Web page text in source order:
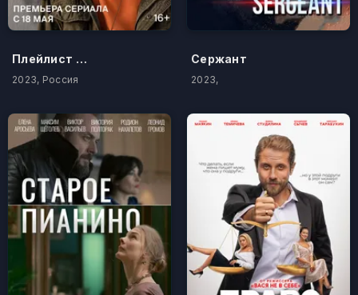
Плейлист волонтёра
2023, Россия
Сержант
2023,